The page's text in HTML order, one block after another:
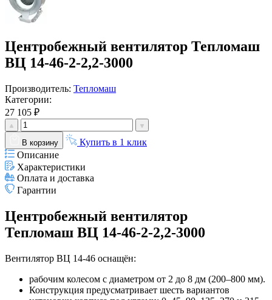
Центробежный вентилятор Тепломаш
ВЦ 14-46-2-2,2-3000
Производитель: Тепломаш
Категории:
27 105 ₽
В корзину
Купить в 1 клик
Описание
Характеристики
Оплата и доставка
Гарантии
Центробежный вентилятор
Тепломаш ВЦ 14-46-2-2,2-3000
Вентилятор ВЦ 14-46 оснащён:
рабочим колесом с диаметром от 2 до 8 дм (200–800 мм).
Конструкция предусматривает шесть вариантов